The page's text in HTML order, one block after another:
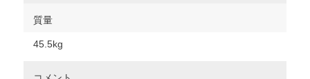
質量
45.5kg